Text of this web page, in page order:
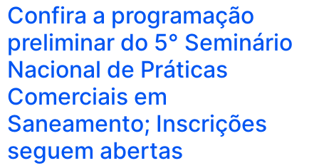
Confira a programação
preliminar do 5° Seminário
Nacional de Práticas
Comerciais em
Saneamento; Inscrições
seguem abertas